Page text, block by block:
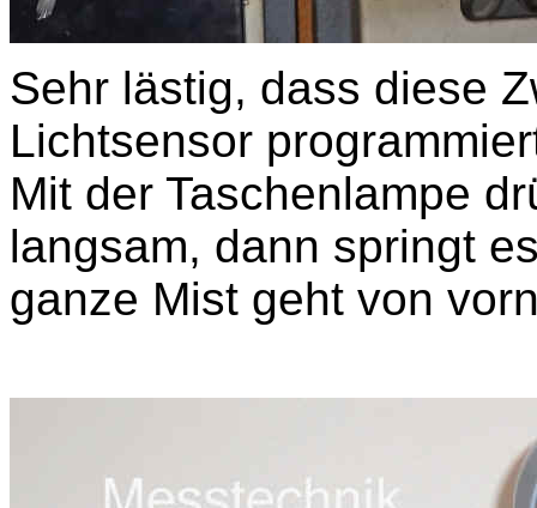
Sehr lästig, dass diese
Lichtsensor
Mit der Taschenlampe
langsam, dann springt
ganze Mist geht von